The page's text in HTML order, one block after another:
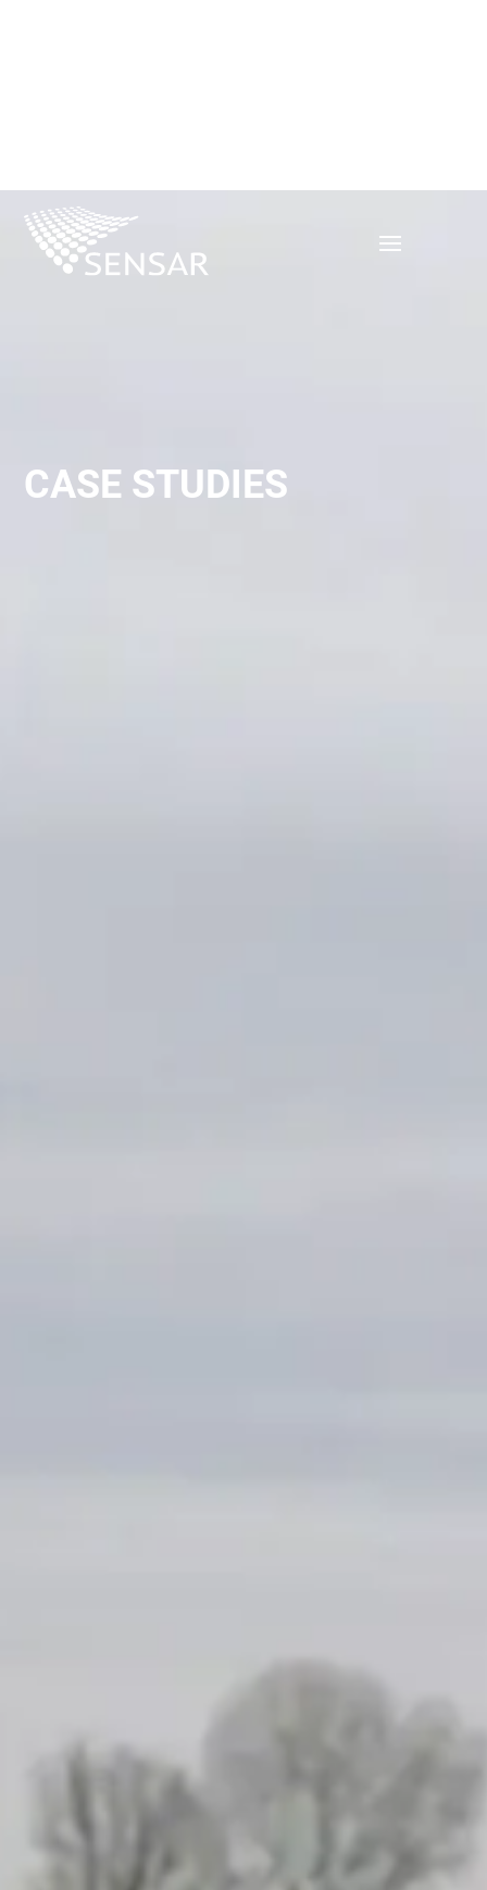
CASE STUDIES